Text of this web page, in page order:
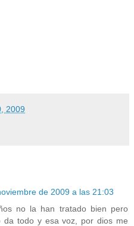
2009
de 2009 a las 21:03
no la han tratado bien pero
da todo y esa voz, por dios me